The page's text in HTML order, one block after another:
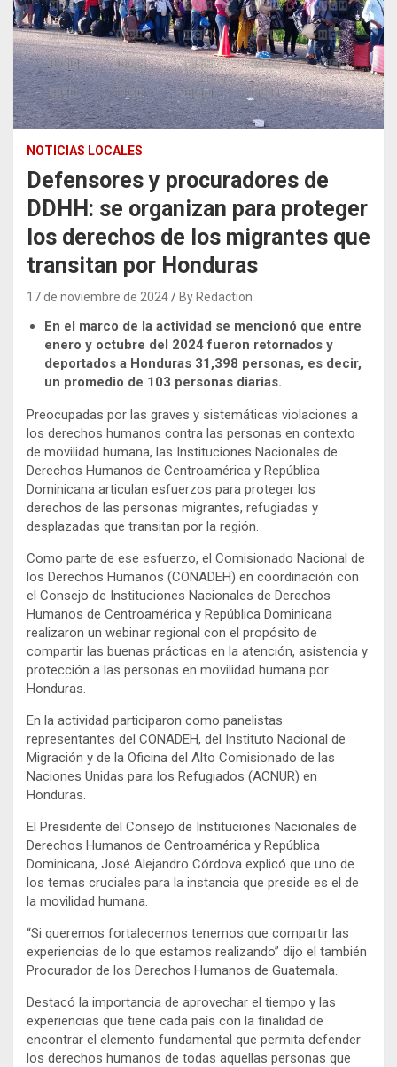
NOTICIAS LOCALES
Defensores y procuradores de
DDHH: se organizan para proteger
los derechos de los migrantes que
transitan por Honduras
17 de noviembre de 2024 By Redaction
En el marco de la actividad se mencionó que entre
enero y octubre del 2024 fueron retornados y
deportados a Honduras 31,398 personas, es decir,
un promedio de 103 personas diarias.
Preocupadas por las graves y sistemáticas violaciones a
los derechos humanos contra las personas en contexto
de movilidad humana, las Instituciones Nacionales de
Derechos Humanos de Centroamérica y República
Dominicana articulan esfuerzos para proteger los
derechos de las personas migrantes, refugiadas y
desplazadas que transitan por la región.
Como parte de ese esfuerzo, el Comisionado Nacional de
los Derechos Humanos (CONADEH) en coordinación con
el Consejo de Instituciones Nacionales de Derechos
Humanos de Centroamérica y República Dominicana
realizaron un webinar regional con el propósito de
compartir las buenas prácticas en la atención, asistencia y
protección a las personas en movilidad humana por
Honduras.
En la actividad participaron como panelistas
representantes del CONADEH, del Instituto Nacional de
Migración y de la Oficina del Alto Comisionado de las
Naciones Unidas para los Refugiados (ACNUR) en
Honduras.
El Presidente del Consejo de Instituciones Nacionales de
Derechos Humanos de Centroamérica y República
Dominicana, José Alejandro Córdova explicó que uno de
los temas cruciales para la instancia que preside es el de
la movilidad humana.
“Si queremos fortalecernos tenemos que compartir las
experiencias de lo que estamos realizando” dijo el también
Procurador de los Derechos Humanos de Guatemala.
Destacó la importancia de aprovechar el tiempo y las
experiencias que tiene cada país con la finalidad de
encontrar el elemento fundamental que permita defender
los derechos humanos de todas aquellas personas que